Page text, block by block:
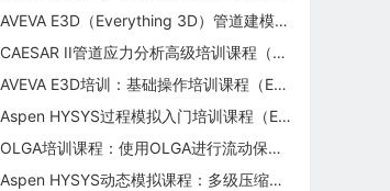
AVEVA E3D（Everything 3D）管道建模培训课程（E3D101）
CAESAR II管道应力分析高级培训课程（CAS201）
AVEVA E3D培训：基础操作培训课程（E3D102）
Aspen HYSYS过程模拟入门培训课程（EHY101）
OLGA培训课程：使用OLGA进行流动保障分析（OLGA102）
Aspen HYSYS动态模拟课程：多级压缩机安全运行分析（EHY020）